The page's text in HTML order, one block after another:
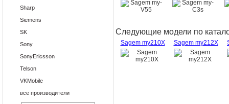
Sharp
Siemens
SK
Sony
SonyEricsson
Telson
VKMobile
все производители
Следующие модели по
Sagem my210X Sagem my212X